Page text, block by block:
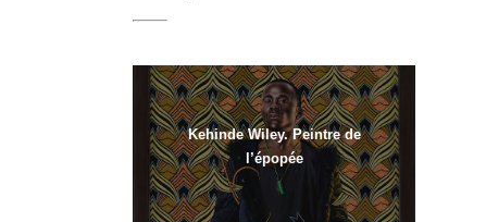
Kehinde Wiley. Peintre de
l’épopée